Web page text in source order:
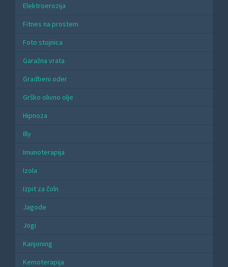
Elektroerozija
Fitnes na prostem
Foto stojnica
Garažna vrata
Gradbeni oder
Grško olivno olje
Hipnoza
Illy
Imunoterapija
Izola
Izpit za čoln
Jagode
Jogi
Kanjoning
Kemoterapija